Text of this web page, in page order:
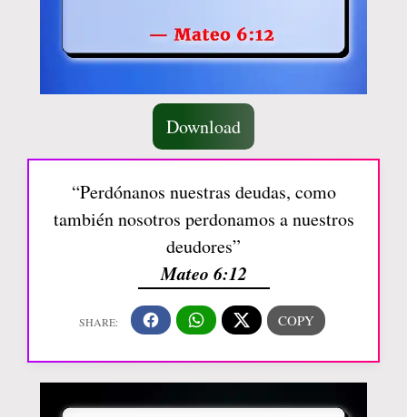
Download
“Perdónanos nuestras deudas, como
también nosotros perdonamos a nuestros
deudores”
Mateo 6:12